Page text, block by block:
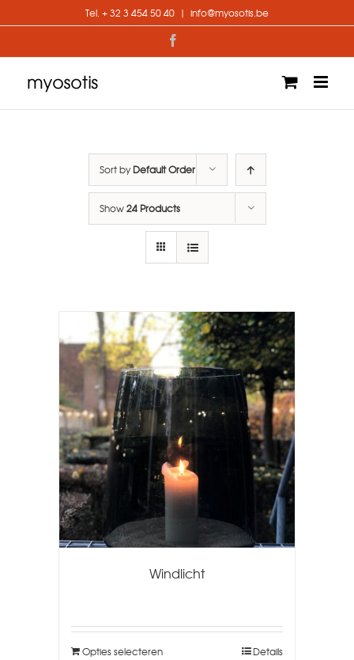
to
Tel. + 32 3 454 50 40 | info@myosotis.be
Sort byDefault Order
Show24 Products
Windlicht
Opties selecteren Details